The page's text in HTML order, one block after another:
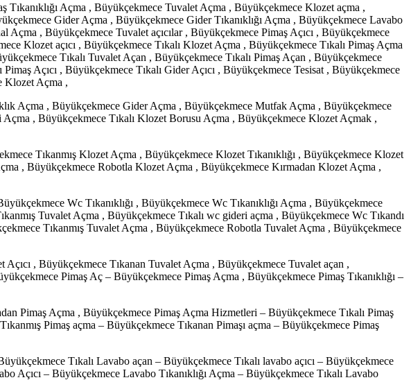
Açma , Büyükçekmece Tuvalet Açma , Büyükçekmece Klozet açma ,
Gider Açma , Büyükçekmece Gider Tıkanıklığı Açma , Büyükçekmece Lavabo
, Büyükçekmece Tuvalet açıcılar , Büyükçekmece Pimaş Açıcı , Büyükçekmece
Klozet açıcı , Büyükçekmece Tıkalı Klozet Açma , Büyükçekmece Tıkalı Pimaş Açma
Tıkalı Tuvalet Açan , Büyükçekmece Tıkalı Pimaş Açan , Büyükçekmece
Açıcı , Büyükçekmece Tıkalı Gider Açıcı , Büyükçekmece Tesisat , Büyükçekmece
Klozet Açma ,
Açma , Büyükçekmece Gider Açma , Büyükçekmece Mutfak Açma , Büyükçekmece
, Büyükçekmece Tıkalı Klozet Borusu Açma , Büyükçekmece Klozet Açmak ,
Tıkanmış Klozet Açma , Büyükçekmece Klozet Tıkanıklığı , Büyükçekmece Klozet
, Büyükçekmece Robotla Klozet Açma , Büyükçekmece Kırmadan Klozet Açma ,
Wc Tıkanıklığı , Büyükçekmece Wc Tıkanıklığı Açma , Büyükçekmece
Tuvalet Açma , Büyükçekmece Tıkalı wc gideri açma , Büyükçekmece Wc Tıkandı
Tıkanmış Tuvalet Açma , Büyükçekmece Robotla Tuvalet Açma , Büyükçekmece
, Büyükçekmece Tıkanan Tuvalet Açma , Büyükçekmece Tuvalet açan ,
Pimaş Aç – Büyükçekmece Pimaş Açma , Büyükçekmece Pimaş Tıkanıklığı –
Pimaş Açma , Büyükçekmece Pimaş Açma Hizmetleri – Büyükçekmece Tıkalı Pimaş
Pimaş açma – Büyükçekmece Tıkanan Pimaşı açma – Büyükçekmece Pimaş
Tıkalı Lavabo açan – Büyükçekmece Tıkalı lavabo açıcı – Büyükçekmece
– Büyükçekmece Lavabo Tıkanıklığı Açma – Büyükçekmece Tıkalı Lavabo